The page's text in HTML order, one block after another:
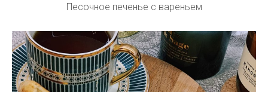
Песочное печенье с вареньем